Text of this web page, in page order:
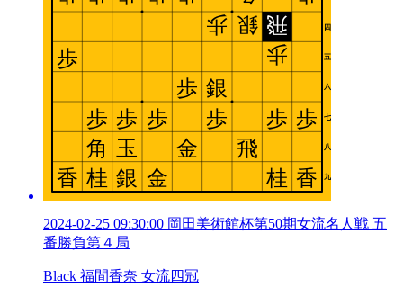
2024-02-25 09:30:00 岡田美術館杯第50期女流名人戦 五
番勝負第４局
Black 福間香奈 女流四冠